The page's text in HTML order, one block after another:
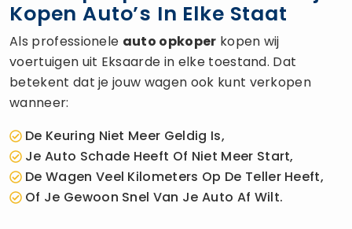
Kopen Auto’s In Elke Staat
Als professionele auto opkoper kopen wij
voertuigen uit Eksaarde in elke toestand. Dat
betekent dat je jouw wagen ook kunt verkopen
wanneer:
De Keuring Niet Meer Geldig Is,
Je Auto Schade Heeft Of Niet Meer Start,
De Wagen Veel Kilometers Op De Teller Heeft,
Of Je Gewoon Snel Van Je Auto Af Wilt.